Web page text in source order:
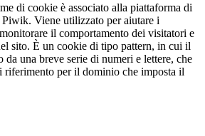
di cookie è associato alla piattaforma di
Viene utilizzato per aiutare i
il comportamento dei visitatori e
sito. È un cookie di tipo pattern, in cui il
da una breve serie di numeri e lettere, che
riferimento per il dominio che imposta il